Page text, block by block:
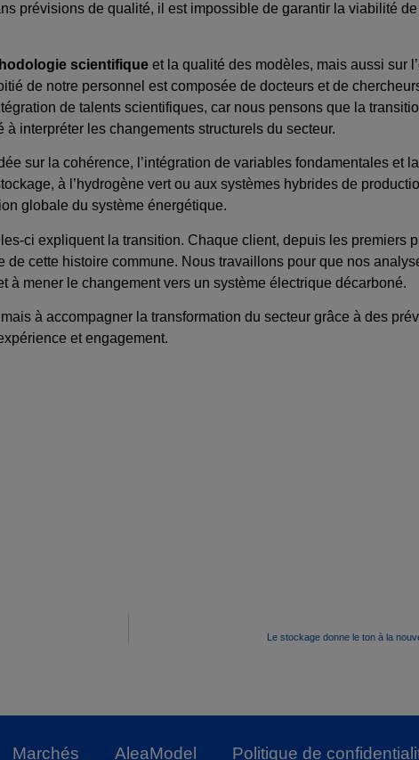
prévisions de qualité, il est impossible de garantir la viabilité
scientifique et la qualité des modèles, mais aussi sur
de notre personnel est composée de docteurs et de
de talents scientifiques, car nous pensons que la
à interpréter les changements structurels du secteur.
sur la cohérence, l’intégration de variables fondamentales et
à l’hydrogène vert ou aux systèmes hybrides de
globale du système énergétique.
ci expliquent la transition. Chaque client, depuis les premiers
de cette histoire commune. Nous travaillons pour que nos
mener le changement vers un système électrique décarboné.
à accompagner la transformation du secteur grâce à des
et engagement.
Le stockage donne le ton à la
Marchés AleaModel Politique de